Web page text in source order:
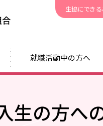
日本赤十字豊田看護大学
生協にできる
就職活動中の方へ
生の方へ